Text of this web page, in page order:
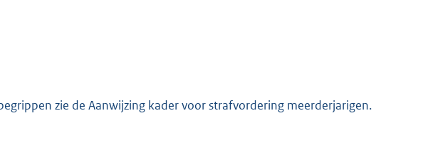
zie de Aanwijzing kader voor strafvordering meerderjarigen.